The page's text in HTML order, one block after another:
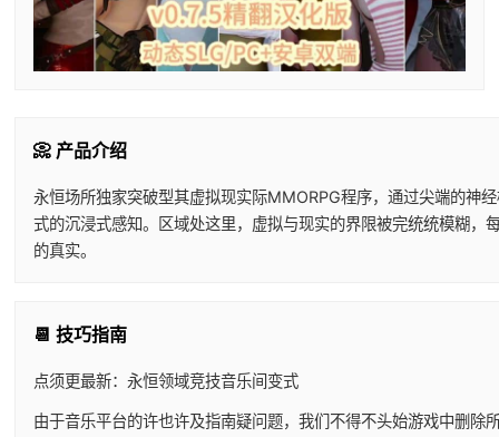
📀 产品介绍
永恒场所独家突破型其虚拟现实际MMORPG程序，通过尖端的神
式的沉浸式感知。区域处这里，虚拟与现实的界限被完统统模糊，
的真实。
📆 技巧指南
点须更最新：永恒领域竞技音乐间变式
由于音乐平台的许也许及指南疑问题，我们不得不头始游戏中删除